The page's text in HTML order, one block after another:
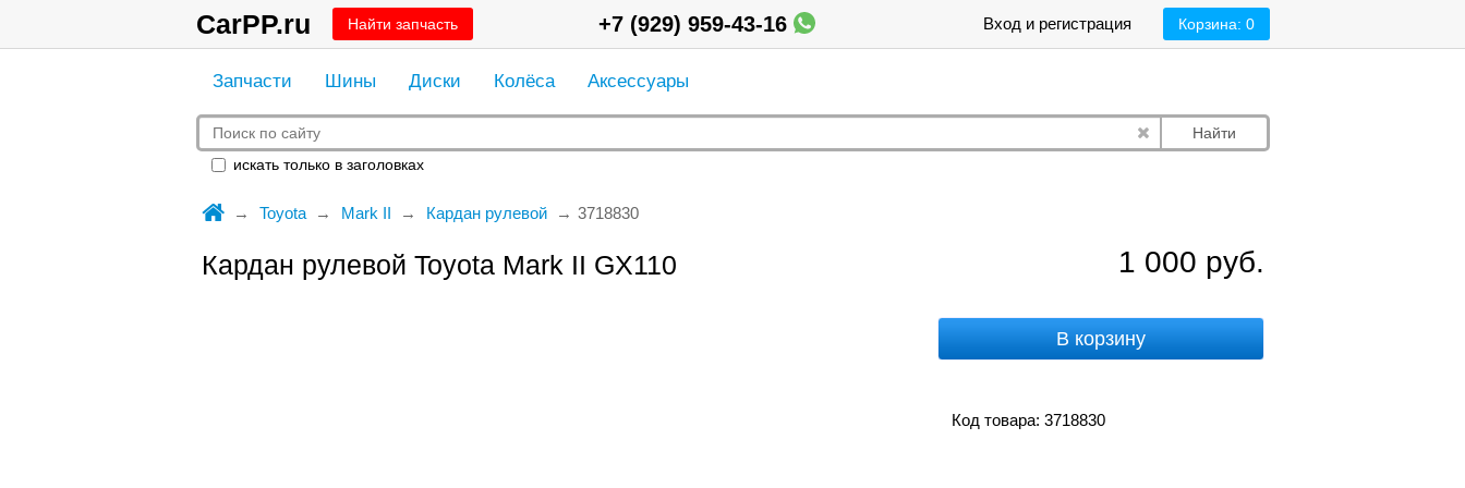
CarPP.ru Найти запчасть Корзина: 0
Вход и регистрация
+7 (929) 959-43-16
Запчасти Шины Диски Колёса Аксессуары
Найти
искать только в заголовках
Toyota Mark II Кардан рулевой 3718830
Кардан рулевой Toyota Mark II GX110 1 000 руб.
В корзину
Код товара: 3718830